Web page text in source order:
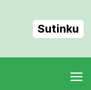
Sutinku